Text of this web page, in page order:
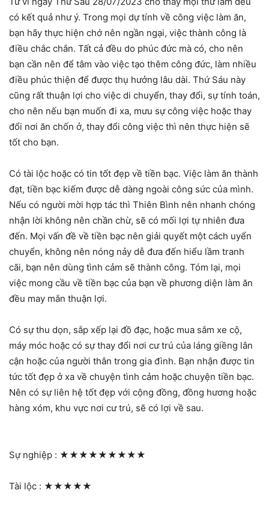
có kết quả như ý. Trong mọi dự tính về công việc làm ăn,
bạn hãy thực hiện chớ nên ngần ngại, việc thành công là
điều chắc chắn. Tất cả đều do phúc đức mà có, cho nên
bạn cần nên để tâm vào việc tạo thêm công đức, làm nhiều
điều phúc thiện để được thụ hưởng lâu dài. Thứ Sáu này
cũng rất thuận lợi cho việc di chuyển, thay đổi, sự tính toán,
cho nên nếu bạn muốn đi xa, mưu sự công việc hoặc thay
đổi nơi ăn chốn ở, thay đổi công việc thì nên thực hiện sẽ
tốt cho bạn.
Có tài lộc hoặc có tin tốt đẹp về tiền bạc. Việc làm ăn thành
đạt, tiền bạc kiếm được dễ dàng ngoài công sức của mình.
Nếu có người mời hợp tác thì Thiên Bình nên nhanh chóng
nhận lời không nên chần chừ, sẽ có mối lợi tự nhiên đưa
đến. Mọi vấn đề về tiền bạc nên giải quyết một cách uyển
chuyển, không nên nóng nảy dễ đưa đến hiểu lầm tranh
cãi, bạn nên dùng tình cảm sẽ thành công. Tóm lại, mọi
việc mong cầu về tiền bạc của bạn về phương diện làm ăn
đều may mắn thuận lợi.
Có sự thu dọn, sắp xếp lại đồ đạc, hoặc mua sắm xe cộ,
máy móc hoặc có sự thay đổi nơi cư trú của láng giềng lân
cận hoặc của người thân trong gia đình. Bạn nhận được tin
tức tốt đẹp ở xa về chuyện tình cảm hoặc chuyện tiền bạc.
Nên có sự liên hệ tốt đẹp với cộng đồng, đồng hương hoặc
hàng xóm, khu vực nơi cư trú, sẽ có lợi về sau.
Sự nghiệp : ★★★★★★★★★
Tài lộc : ★★★★★